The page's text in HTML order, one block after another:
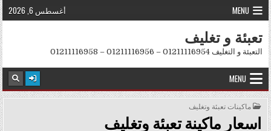
Skip to content
MENU أغسطس 6, 2026
تعبئة و تغليف
التعبئة و التغليف 01211116954 – 01211116956 – 01211116958
MENU
POSTED IN
ماكينات تعبئة وتغليف
اسعار ماكينة تعبئة وتغليف